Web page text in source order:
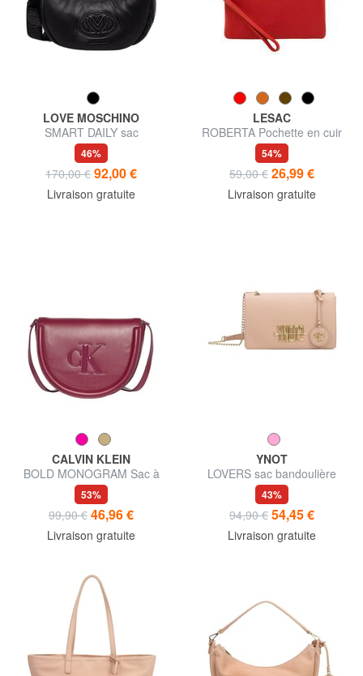
LOVE MOSCHINO
SMART DAILY sac
bandoulière
46%
170,00 € 92,00 €
Livraison gratuite
LESAC
ROBERTA Pochette en cuir
Dollar
54%
59,00 € 26,99 €
Livraison gratuite
CALVIN KLEIN
BOLD MONOGRAM Sac à
bandoulière
53%
99,90 € 46,96 €
Livraison gratuite
YNOT
LOVERS sac bandoulière
43%
94,90 € 54,45 €
Livraison gratuite